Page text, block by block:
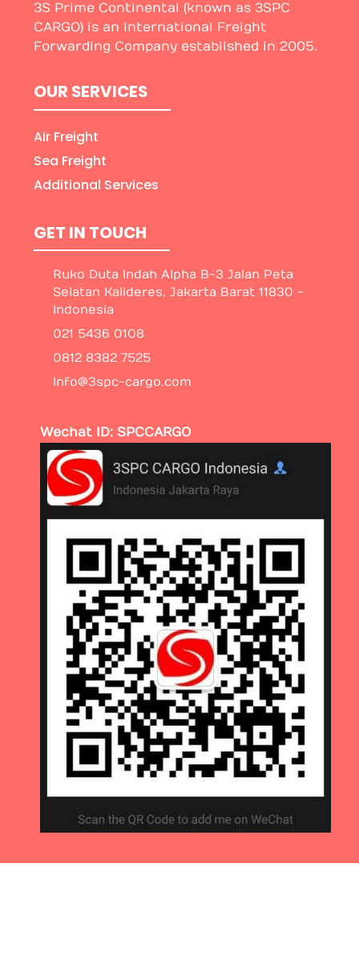
3S Prime Continental (known as 3SPC
CARGO) is an International Freight
Forwarding Company established in 2005.
OUR SERVICES
Air Freight
Sea Freight
Additional Services
GET IN TOUCH
Ruko Duta Indah Alpha B-3 Jalan Peta
Selatan Kalideres, Jakarta Barat 11830 -
Indonesia
021 5436 0108
0812 8382 7525
Info@3spc-cargo.com
Wechat ID: SPCCARGO